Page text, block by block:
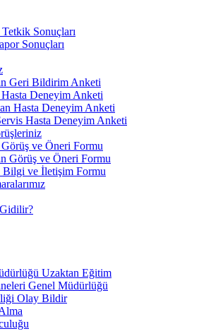
Sonuçları
Sonuçları
Geri Bildirim Anketi
Deneyim Anketi
Hasta Deneyim Anketi
Hasta Deneyim Anketi
ve Öneri Formu
Görüş ve Öneri Formu
Bilgi ve İletişim Formu
Uzaktan Eğitim
Genel Müdürlüğü
Olay Bildir